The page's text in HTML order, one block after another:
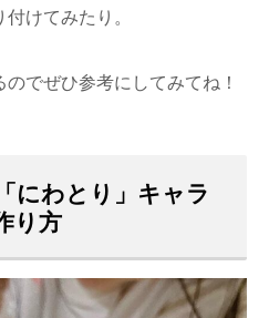
けてみたり。
でぜひ参考にしてみてね！
にわとり」キャラ
り方